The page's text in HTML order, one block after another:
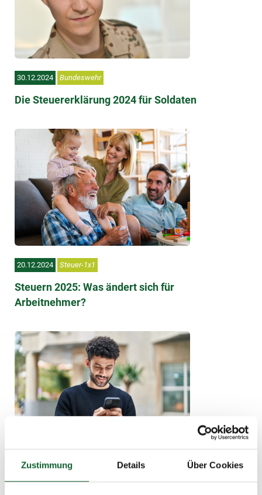
Zustimmung Details Über Cookies
30.12.2024 Bundeswehr
Die Steuererklärung 2024 für Soldaten
20.12.2024 Steuer-1x1
Steuern 2025: Was ändert sich für
Arbeitnehmer?
28.11.2024 Steuer-1x1